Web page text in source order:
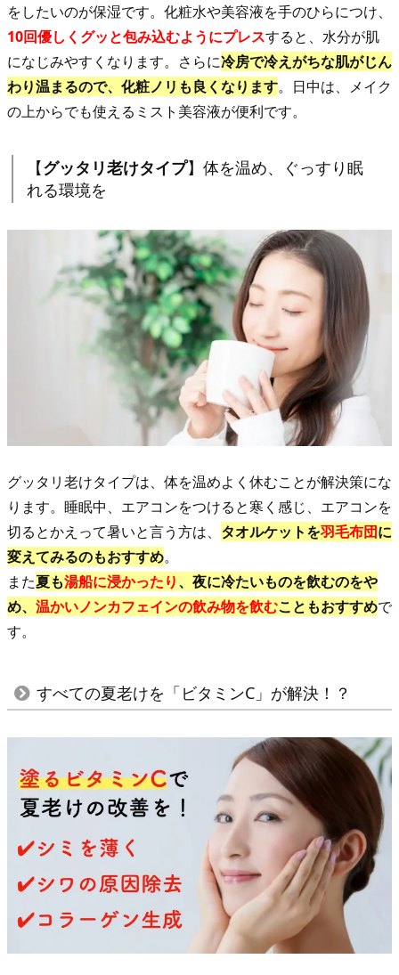
閉
じ
込
め
て！
3.
【グ
リ
老
め、
ぐ
っ
す
り
眠
環
境
を
す
べ
て
の
夏
老
をしたいのが保湿です。化粧水や美容液を手のひらにつけ、
10回優しくグッと包み込むようにプレスすると、水分が肌
になじみやすくなります。さらに冷房で冷えがちな肌がじん
わり温まるので、化粧ノリも良くなります。日中は、メイク
の上からでも使えるミスト美容液が便利です。
【グッタリ老けタイプ】体を温め、ぐっすり眠
れる環境を
グッタリ老けタイプは、体を温めよく休むことが解決策にな
ります。睡眠中、エアコンをつけると寒く感じ、エアコンを
切るとかえって暑いと言う方は、 タオルケットを羽毛布団に
変えてみるのもおすすめ。
また夏も湯船に浸かったり、夜に冷たいものを飲むのをや
め、 温かいノンカフェインの飲み物を飲むこともおすすめで
す。
すべての夏老けを「ビタミンC」が解決！？